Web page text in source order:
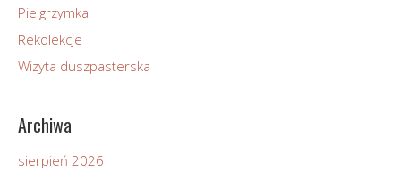
Pielgrzymka
Rekolekcje
Wizyta duszpasterska
Archiwa
sierpień 2026